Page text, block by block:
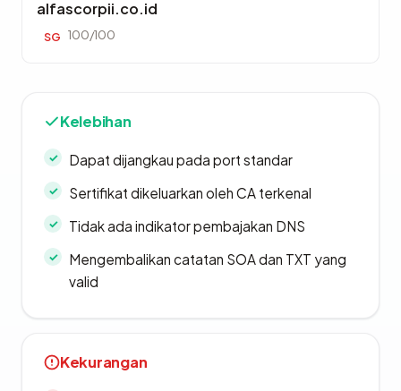
alfascorpii.co.id
SG 100/100
Kelebihan
Dapat dijangkau pada port standar
Sertifikat dikeluarkan oleh CA terkenal
Tidak ada indikator pembajakan DNS
Mengembalikan catatan SOA dan TXT yang
valid
Kekurangan